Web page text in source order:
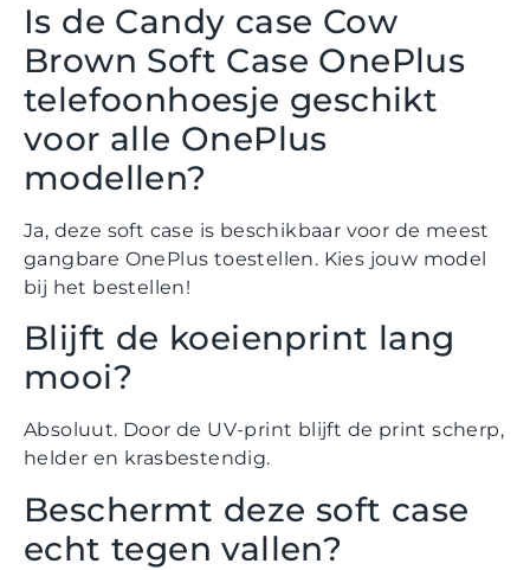
Is de Candy case Cow
Brown Soft Case OnePlus
telefoonhoesje geschikt
voor alle OnePlus
modellen?
Ja, deze soft case is beschikbaar voor de meest
gangbare OnePlus toestellen. Kies jouw model
bij het bestellen!
Blijft de koeienprint lang
mooi?
Absoluut. Door de UV-print blijft de print scherp,
helder en krasbestendig.
Beschermt deze soft case
echt tegen vallen?